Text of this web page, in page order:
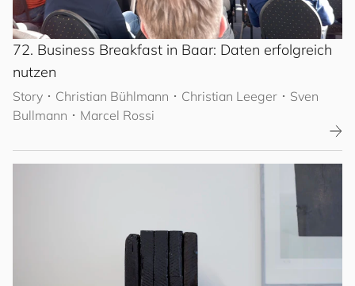
72. Business Breakfast in Baar: Daten erfolgreich
nutzen
Story ･ Christian Bühlmann ･ Christian Leeger ･ Sven
Bullmann ･ Marcel Rossi